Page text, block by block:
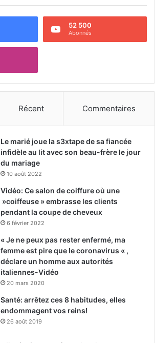
52 500
Abonnés
Récent Commentaires
Le marié joue la s3xtape de sa fiancée
infidèle au lit avec son beau-frère le jour
du mariage
10 août 2022
Vidéo: Ce salon de coiffure où une
»coiffeuse » embrasse les clients
pendant la coupe de cheveux
6 février 2022
« Je ne peux pas rester enfermé, ma
femme est pire que le coronavirus « ,
déclare un homme aux autorités
italiennes-Vidéo
20 mars 2020
Santé: arrêtez ces 8 habitudes, elles
endommagent vos reins!
26 août 2019